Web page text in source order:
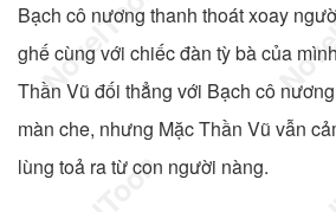
Bạch cô nương thanh thoát xoay
ghế cùng với chiếc đàn tỳ bà của
Thần Vũ đối thẳng với Bạch cô
màn che, nhưng Mặc Thần Vũ vẫn
lùng toả ra từ con người nàng.